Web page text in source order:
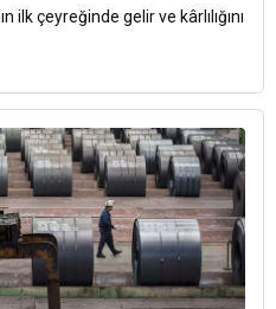
ilk çeyreğinde gelir ve kârlılığını